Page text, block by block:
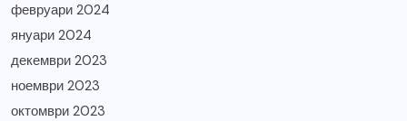
февруари 2024
януари 2024
декември 2023
ноември 2023
октомври 2023